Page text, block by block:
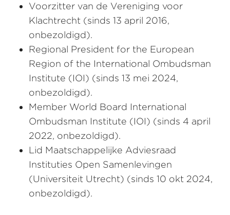
Voorzitter van de Vereniging voor
Klachtrecht (sinds 13 april 2016,
onbezoldigd).
Regional President for the European
Region of the International Ombudsman
Institute (IOI) (sinds 13 mei 2024,
onbezoldigd).
Member World Board International
Ombudsman Institute (IOI) (sinds 4 april
2022, onbezoldigd).
Lid Maatschappelijke Adviesraad
Instituties Open Samenlevingen
(Universiteit Utrecht) (sinds 10 okt 2024,
onbezoldigd).